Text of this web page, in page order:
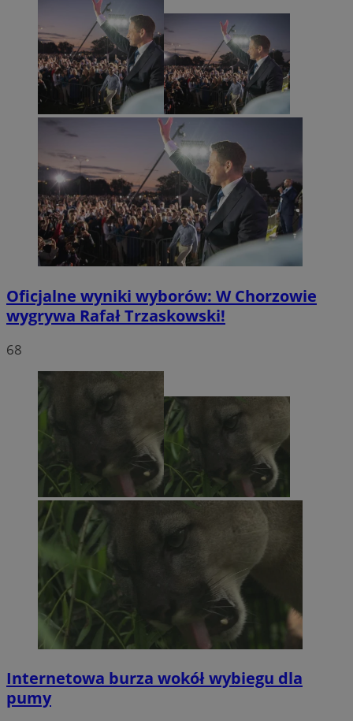
Oficjalne wyniki wyborów: W Chorzowie
wygrywa Rafał Trzaskowski!
68
Internetowa burza wokół wybiegu dla
pumy